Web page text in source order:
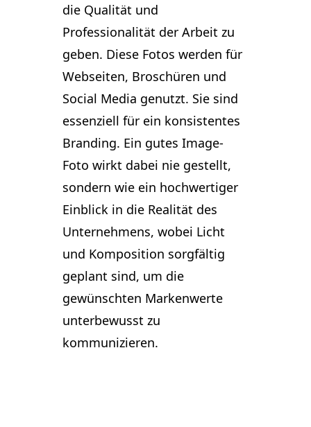
die Qualität und
Professionalität der Arbeit zu
geben. Diese Fotos werden für
Webseiten, Broschüren und
Social Media genutzt. Sie sind
essenziell für ein konsistentes
Branding. Ein gutes Image-
Foto wirkt dabei nie gestellt,
sondern wie ein hochwertiger
Einblick in die Realität des
Unternehmens, wobei Licht
und Komposition sorgfältig
geplant sind, um die
gewünschten Markenwerte
unterbewusst zu
kommunizieren.